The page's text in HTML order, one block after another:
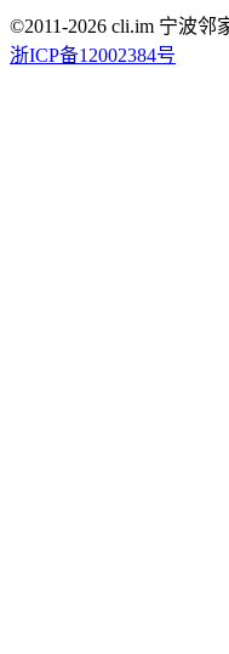
©2011-2026 cli.im 宁波邻
浙ICP备12002384号